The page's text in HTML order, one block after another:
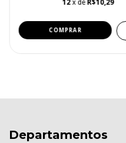
12 x de R$10,29
Departamentos